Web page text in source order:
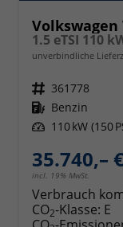
Volkswagen
unverbindliche
Fahrzeugnr. 361778
Kraftstoff Benzin
Leistung 110 kW (150
35.740,–
incl. 19% MwSt.
Verbrauch
CO2-Klasse: E